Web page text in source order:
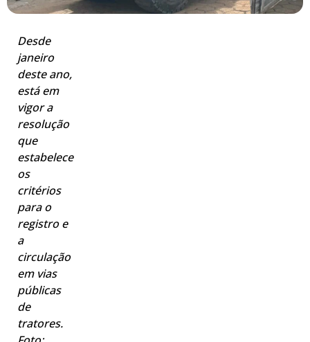
Desde
janeiro
deste ano,
está em
vigor a
resolução
que
estabelece
os
critérios
para o
registro e
a
circulação
em vias
públicas
de
tratores.